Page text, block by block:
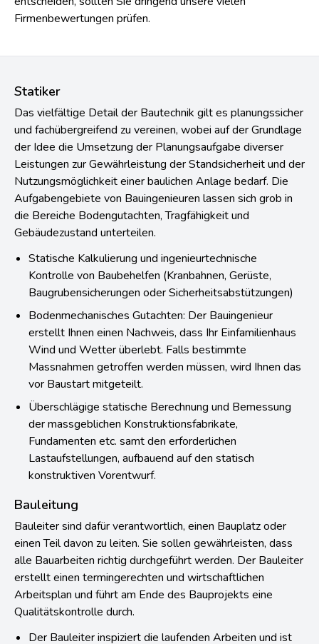
Firmenbewertungen prüfen.
Statiker
Das vielfältige Detail der Bautechnik gilt es planungssicher
und fachübergreifend zu vereinen, wobei auf der Grundlage
der Idee die Umsetzung der Planungsaufgabe diverser
Leistungen zur Gewährleistung der Standsicherheit und der
Nutzungsmöglichkeit einer baulichen Anlage bedarf. Die
Aufgabengebiete von Bauingenieuren lassen sich grob in
die Bereiche Bodengutachten, Tragfähigkeit und
Gebäudezustand unterteilen.
Statische Kalkulierung und ingenieurtechnische
Kontrolle von Baubehelfen (Kranbahnen, Gerüste,
Baugrubensicherungen oder Sicherheitsabstützungen)
Bodenmechanisches Gutachten: Der Bauingenieur
erstellt Ihnen einen Nachweis, dass Ihr Einfamilienhaus
Wind und Wetter überlebt. Falls bestimmte
Massnahmen getroffen werden müssen, wird Ihnen das
vor Baustart mitgeteilt.
Überschlägige statische Berechnung und Bemessung
der massgeblichen Konstruktionsfabrikate,
Fundamenten etc. samt den erforderlichen
Lastaufstellungen, aufbauend auf den statisch
konstruktiven Vorentwurf.
Bauleitung
Bauleiter sind dafür verantwortlich, einen Bauplatz oder
einen Teil davon zu leiten. Sie sollen gewährleisten, dass
alle Bauarbeiten richtig durchgeführt werden. Der Bauleiter
erstellt einen termingerechten und wirtschaftlichen
Arbeitsplan und führt am Ende des Bauprojekts eine
Qualitätskontrolle durch.
Der Bauleiter inspiziert die laufenden Arbeiten und ist